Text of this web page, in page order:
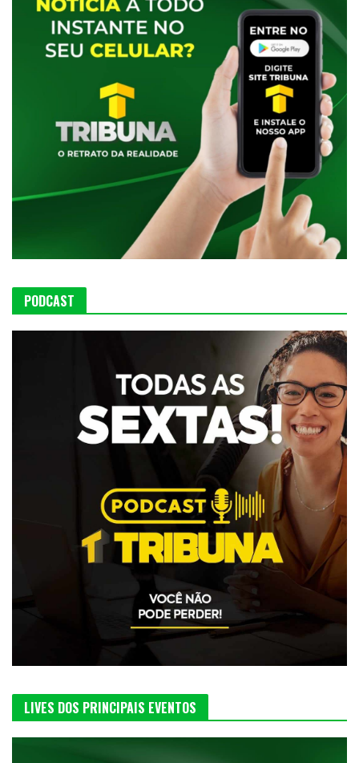
PODCAST
LIVES DOS PRINCIPAIS EVENTOS